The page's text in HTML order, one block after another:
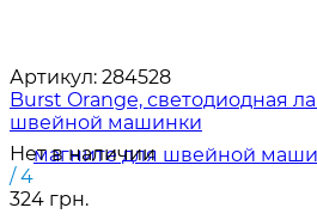
Артикул: 284528
Burst Orange, светодиодная
швейной машинки
Нет в наличии
/ 4
324 грн.